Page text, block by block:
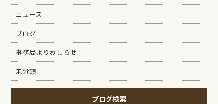
ニュース
ブログ
事務局よりおしらせ
未分類
ブログ検索